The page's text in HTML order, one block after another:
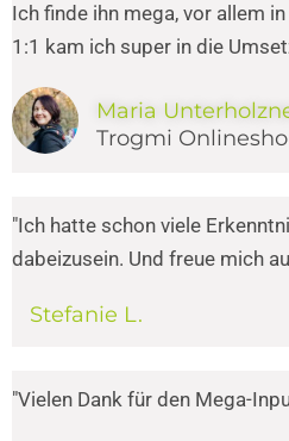
Ich finde ihn mega, vor allem
1:1 kam ich super in die
Maria
Trogmi
"Ich hatte schon viele
dabeizusein. Und freue mich
Stefanie L.
"Vielen Dank für den Mega-